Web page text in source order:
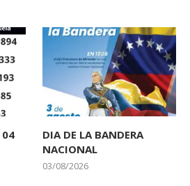
DIA DE LA BANDERA
NACIONAL
03/08/2026